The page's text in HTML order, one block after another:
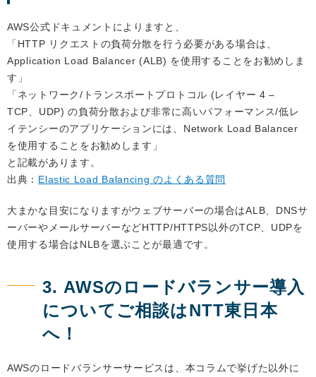
AWS公式ドキュメントによりますと、
「HTTP リクエストの負荷分散を行う必要がある場合は、
Application Load Balancer (ALB) を使用することをお勧めしま
す」
「ネットワーク/トランスポートプロトコル (レイヤー 4 –
TCP、UDP) の負荷分散および非常に高いパフォーマンス/低レ
イテンシーのアプリケーションには、Network Load Balancer
を使用することをお勧めします」
と記載があります。
出典： Elastic Load Balancing のよくある質問
大まかな目安になりますがウェブサーバーの場合はALB、DNSサ
ーバーやメールサーバーなどHTTP/HTTPS以外のTCP、UDPを
使用する場合はNLBを選ぶことが最適です。
3. AWSのロードバランサー導入
についてご相談はNTT東日本
へ！
AWSのロードバランサーサービスは、本コラムで挙げた以外に